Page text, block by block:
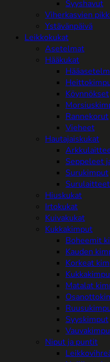
Syyshavut
Viherkasvien
Ystävänpäivä
Leikkokukat
Asetelmat
Hääkukat
Köynnökset
Rannekorut
Vieheet
Hautajaiskukat
Seppeleet
Surukimput
Surulaitteet
Hiuskukat
Irtokukat
Kuivakukat
Kukkakimput
Boheemit
Kauden
Korkeat
Matalat
Syyskimput
Niput ja puntit